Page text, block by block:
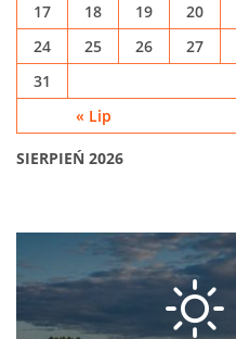
SIERPIEŃ 2026
« Lip
17
18 19 20
24
25 26 27
31